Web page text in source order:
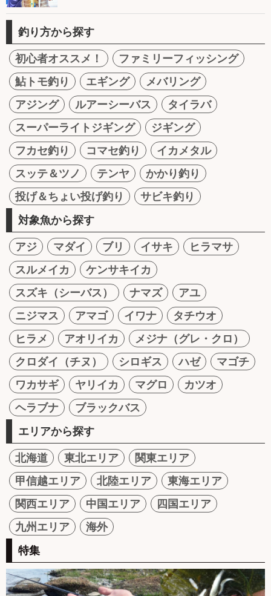
釣り方から探す
初心者オススメ！
ファミリーフィッシング
鮎トモ釣り
エギング
メバリング
アジング
ルアーシーバス
タイラバ
スーパーライトジギング
ジギング
フカセ釣り
コマセ釣り
イカメタル
スッテ＆ツノ
テンヤ
かかり釣り
投げ＆ちょい投げ釣り
サビキ釣り
対象魚から探す
アジ マダイ ブリ イサキ
ヒラマサ
スルメイカ
ケンサキイカ
スズキ（シーバス）
ナマズ
アユ
ニジマス
アマゴ イワナ
タチウオ
ヒラメ
アオリイカ
メジナ（グレ・クロ）
クロダイ（チヌ）
シロギス ハゼ
マゴチ
ワカサギ
ヤリイカ マグロ
カツオ
ヘラブナ
ブラックバス
エリアから探す
北海道 東北エリア
関東エリア
甲信越エリア
北陸エリア
東海エリア
関西エリア
中国エリア
四国エリア
九州エリア
海外
特集